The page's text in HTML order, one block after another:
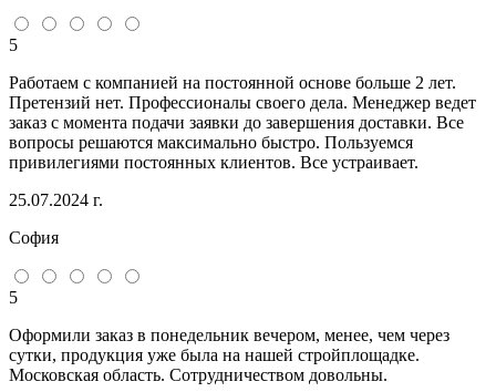
5
Работаем с компанией на постоянной основе больше 2 лет.
Претензий нет. Профессионалы своего дела. Менеджер ведет
заказ с момента подачи заявки до завершения доставки. Все
вопросы решаются максимально быстро. Пользуемся
привилегиями постоянных клиентов. Все устраивает.
25.07.2024 г.
София
5
Оформили заказ в понедельник вечером, менее, чем через
сутки, продукция уже была на нашей стройплощадке.
Московская область. Сотрудничеством довольны.